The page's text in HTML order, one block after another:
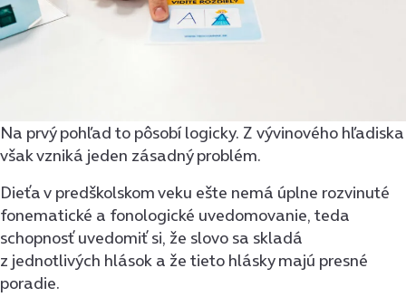
Na prvý pohľad to pôsobí logicky. Z vývinového hľadiska
však vzniká jeden zásadný problém.
Dieťa v predškolskom veku ešte nemá úplne rozvinuté
fonematické a fonologické uvedomovanie, teda
schopnosť uvedomiť si, že slovo sa skladá
z jednotlivých hlások a že tieto hlásky majú presné
poradie.